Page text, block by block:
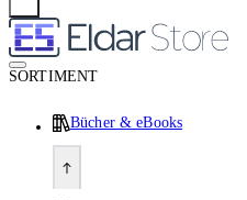
SORTIMENT
Bücher & eBooks